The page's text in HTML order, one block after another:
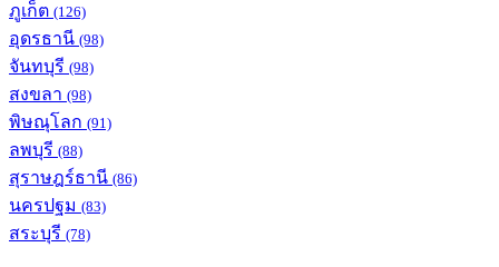
ภูเก็ต (126)
อุดรธานี (98)
จันทบุรี (98)
สงขลา (98)
พิษณุโลก (91)
ลพบุรี (88)
สุราษฎร์ธานี (86)
นครปฐม (83)
สระบุรี (78)